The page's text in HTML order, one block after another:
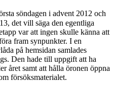
söndagen i advent 2012 och
det vill säga den egentliga
var att ingen skulle känna att
fram synpunkter. I en
på hemsidan samlades
Den hade till uppgift att ha
året samt att hålla öronen öppna
försöksmaterialet.